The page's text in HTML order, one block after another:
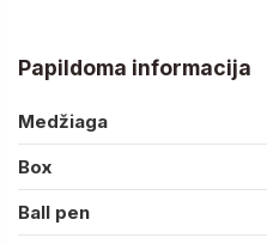
Papildoma informacija
Medžiaga
Box
Ball pen